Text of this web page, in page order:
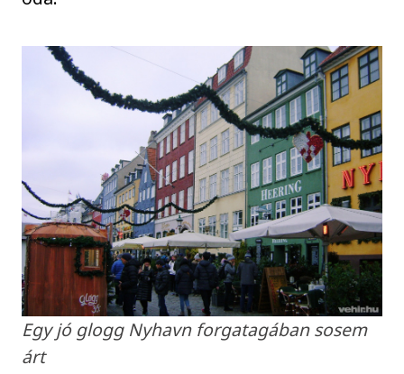
Egy jó glogg Nyhavn forgatagában sosem
árt